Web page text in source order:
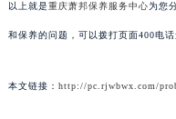
以上就是重庆萧邦保养服务中心为您
和保养的问题，可以拨打页面400电
本文链接： http://pc.rjwbwx.com/